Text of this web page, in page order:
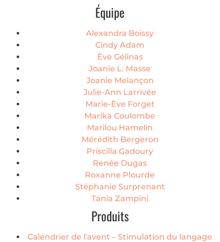
Équipe
Alexandra Boissy
Cindy Adam
Ève Gélinas
Joanie L. Masse
Joanie Melançon
Julie-Ann Larrivée
Marie-Ève Forget
Marika Coulombe
Marilou Hamelin
Mérédith Bergeron
Priscilla Gadoury
Renée Dugas
Roxanne Plourde
Stéphanie Surprenant
Tania Zampini
Produits
Calendrier de l'avent – Stimulation du langage